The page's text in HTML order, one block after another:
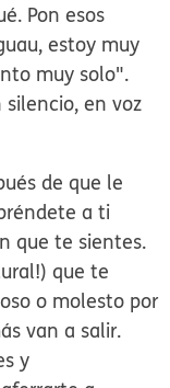
Pon esos
estoy muy
muy solo".
en voz
de que le
a ti
que te sientes.
que te
o molesto por
van a salir.
y